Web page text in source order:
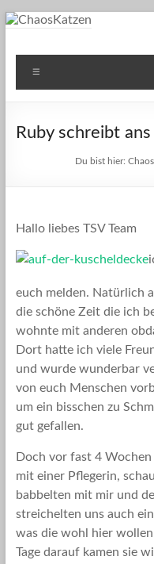
Zum
Einblicke ins Leben
Ruby schreibt
Du bist hier:
Hallo liebes TSV Team
euch melden. Natürlich
die schöne Zeit die ich
wohnte mit anderen
Dort hatte ich viele
und wurde wunderbar
von euch Menschen
um ein bisschen zu
gut gefallen.
Doch vor fast 4
mit einer Pflegerin,
babbelten mit mir und
streichelten uns auch
was die wohl hier
Tage darauf kamen sie